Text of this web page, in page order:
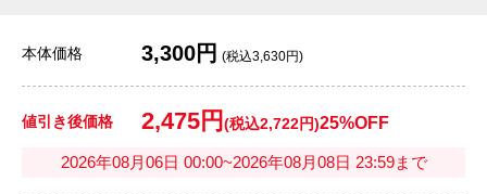
本体価格 3,300円 (税込3,630円)
値引き後価格 2,475円 (税込2,722円)25%OFF
2026年08月06日 00:00~2026年08月08日 23:59まで